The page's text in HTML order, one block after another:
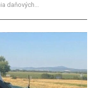
daňových...